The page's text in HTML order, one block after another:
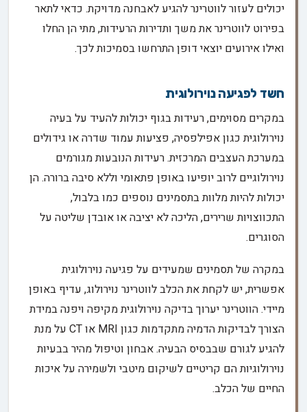
יכולים לעזור לווטרינר להגיע לאבחנה מדויקת. כדאי לתאר
בפירוט לווטרינר את משך ותדירות הרעידות, מתי הן החלו
ואילו אירועים יוצאי דופן התרחשו בסמיכות לכך.
חשד לפגיעה נוירולוגית
במקרים מסוימים, רעידות בגוף יכולות להעיד על בעיה
נוירולוגית כגון אפילפסיה, פציעות עמוד שדרה או גידולים
במערכת העצבים המרכזית. רעידות הנובעות מגורמים
נוירולוגיים לרוב יופיעו באופן פתאומי וללא סיבה ברורה. הן
יכולות להיות מלוות בתסמינים נוספים כמו בלבול,
התכווצויות שרירים, הליכה לא יציבה או אובדן שליטה על
הסוגרים.
במקרה של תסמינים שמעידים על פגיעה נוירולוגית
אפשרית, יש לקחת את הכלב לווטרינר נוירולוג, עדיף באופן
מיידי. הווטרינר יערוך בדיקה נוירולוגית מקיפה ויפנה במידת
הצורך לבדיקות הדמיה מתקדמות כגון MRI או CT על מנת
להגיע לגורם שבבסיס הבעיה. אבחון וטיפול מהיר בבעיות
נוירולוגיות הם קריטיים לשיקום מיטבי ולשמירה על איכות
החיים של הכלב.